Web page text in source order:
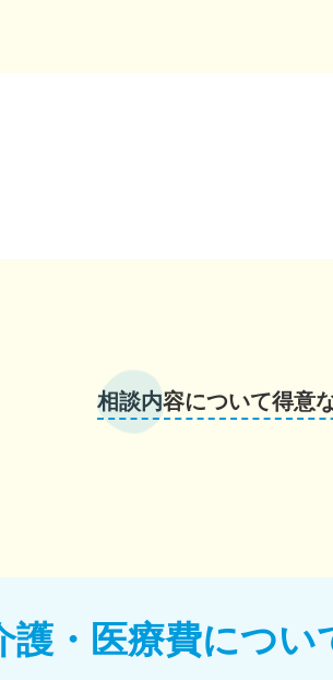
相談内容について得意
護・医療費につい